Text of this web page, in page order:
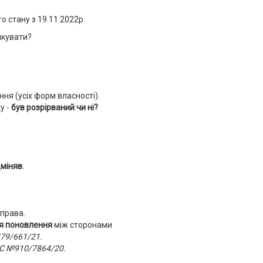
стану з 19.11.2022р.
(усіх форм власності).
- був розрірваний чи ні?
поновленняміж сторонами
661/21.
№910/7864/20.